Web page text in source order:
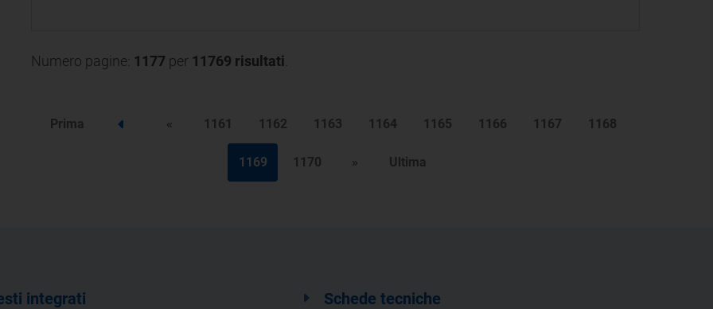
Numero pagine: 1177 per 11769 risultati
Prima
Step precedente
« 1161 1162 1163 1164 1165 1166 1167 1168
1169 1170 » Ultima
integrati Schede tecniche